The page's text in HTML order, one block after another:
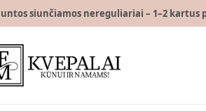
siunčiamos nereguliariai – 1–2 kartus